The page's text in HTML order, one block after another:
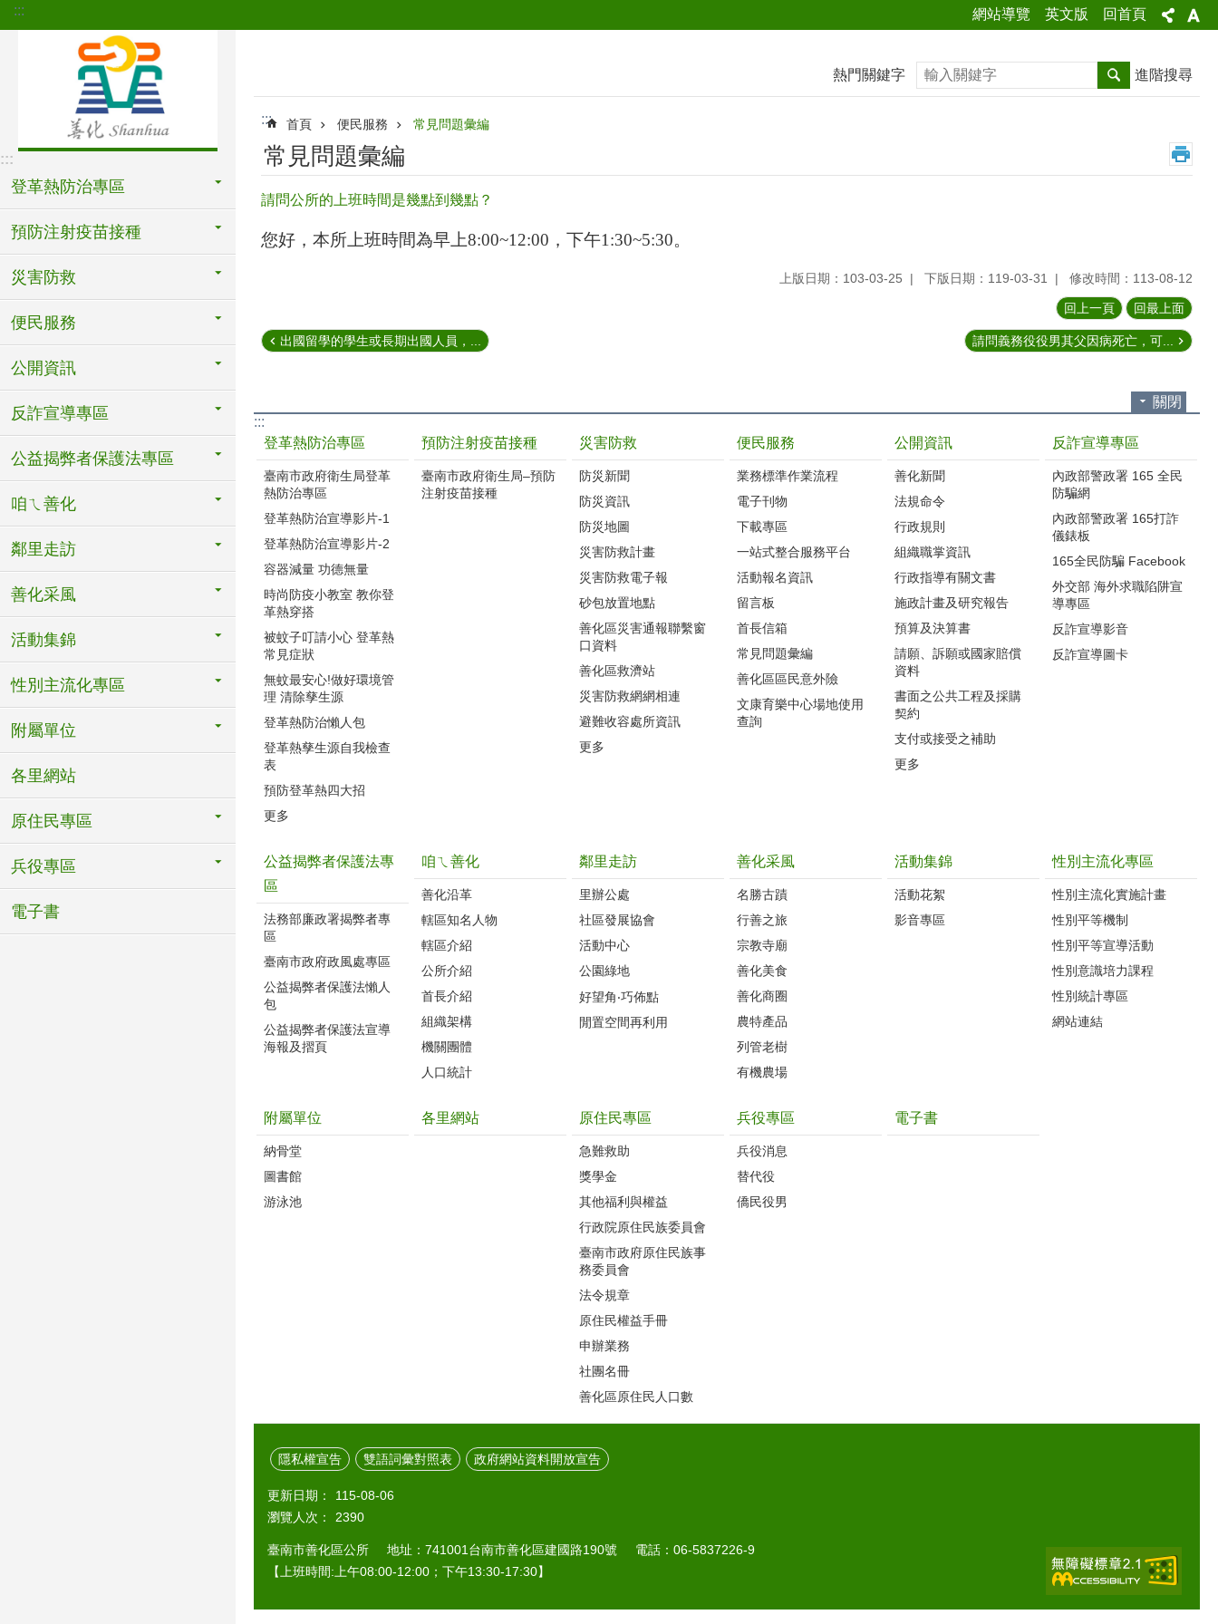
跳到主要內容區塊
::: 網站導覽 英文版 回首頁
:::
登革熱防治專區
預防注射疫苗接種
災害防救
便民服務
公開資訊
反詐宣導專區
公益揭弊者保護法專區
咱ㄟ善化
鄰里走訪
善化采風
活動集錦
性別主流化專區
附屬單位
各里網站
原住民專區
兵役專區
電子書
熱門關鍵字 搜尋 進階搜尋
::: 首頁 便民服務 常見問題彙編
常見問題彙編
請問公所的上班時間是幾點到幾點？
您好，本所上班時間為早上8:00~12:00，下午1:30~5:30。
上版日期：103-03-25 下版日期：119-03-31 修改時間：113-08-12
回上一頁 回最上面
出國留學的學生或長期出國人員，... 請問義務役役男其父因病死亡，可...
關閉
:::
登革熱防治專區
臺南市政府衛生局登革
熱防治專區
登革熱防治宣導影片-1
登革熱防治宣導影片-2
容器減量 功德無量
時尚防疫小教室 教你登
革熱穿搭
被蚊子叮請小心 登革熱
常見症狀
無蚊最安心!做好環境管
理 清除孳生源
登革熱防治懶人包
登革熱孳生源自我檢查
表
預防登革熱四大招
更多
預防注射疫苗接種
臺南市政府衛生局–預防
注射疫苗接種
災害防救
防災新聞
防災資訊
防災地圖
災害防救計畫
災害防救電子報
砂包放置地點
善化區災害通報聯繫窗
口資料
善化區救濟站
災害防救網網相連
避難收容處所資訊
更多
便民服務
業務標準作業流程‭
電子刊物
下載專區
一站式整合服務平台
活動報名資訊
留言板
首長信箱
常見問題彙編
善化區區民意外險
文康育樂中心場地使用
查詢
公開資訊
善化新聞
法規命令
行政規則
組織職掌資訊
行政指導有關文書
施政計畫及研究報告
預算及決算書
請願、訴願或國家賠償
資料
書面之公共工程及採購
契約
支付或接受之補助
更多
反詐宣導專區
內政部警政署 165 全民
防騙網
內政部警政署 165打詐
儀錶板
165全民防騙 Facebook
外交部 海外求職陷阱宣
導專區
反詐宣導影音
反詐宣導圖卡
公益揭弊者保護法專
區
法務部廉政署揭弊者專
區
臺南市政府政風處專區
公益揭弊者保護法懶人
包
公益揭弊者保護法宣導
海報及摺頁
咱ㄟ善化
善化沿革‭
轄區知名人物‭
轄區介紹
公所介紹
首長介紹
組織架構
機關團體
人口統計
鄰里走訪
里辦公處‭ ‭
社區發展協會‭
活動中心
公園綠地
好望角‧巧佈點
閒置空間再利用
善化采風
名勝古蹟
行善之旅
宗教寺廟
善化美食
善化商圈
農特產品
列管老樹
有機農場
活動集錦
活動花絮
影音專區
性別主流化專區
性別主流化實施計畫
性別平等機制
性別平等宣導活動
性別意識培力課程
性別統計專區
網站連結
附屬單位
納骨堂
圖書館
游泳池
各里網站 原住民專區
急難救助
獎學金
其他福利與權益
行政院原住民族委員會
臺南市政府原住民族事
務委員會
法令規章
原住民權益手冊
申辦業務
社團名冊
善化區原住民人口數
兵役專區
兵役消息
替代役
僑民役男
電子書
隱私權宣告 雙語詞彙對照表 政府網站資料開放宣告
更新日期：
115-08-06
瀏覽人次：
2390
臺南市善化區公所 地址：741001台南市善化區建國路190號 電話：06-5837226-9
【上班時間:上午08:00-12:00；下午13:30-17:30】